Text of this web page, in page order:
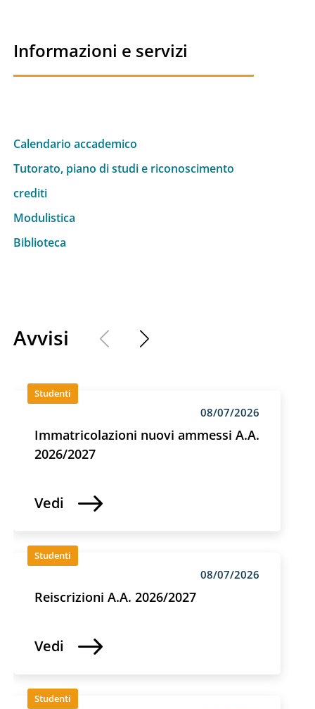
Informazioni e servizi
Calendario accademico
Tutorato, piano di studi e riconoscimento
crediti
Modulistica
Biblioteca
Avvisi
Studenti
08/07/2026
Immatricolazioni nuovi ammessi A.A.
2026/2027
Vedi
Studenti
08/07/2026
Reiscrizioni A.A. 2026/2027
Vedi
Studenti